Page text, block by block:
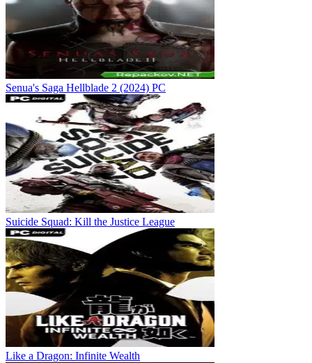
Senua's Saga Hellblade 2 (2024) PC
Suicide Squad: Kill the Justice League
Like a Dragon: Infinite Wealth